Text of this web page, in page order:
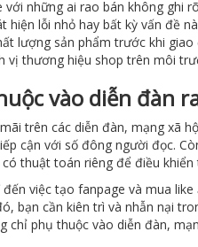
với những ai rao bán không ghi
hiện lỗi nhỏ hay bất kỳ vấn đề
lượng sản phẩm trước khi
vị thương hiệu shop trên môi
vào diễn đàn
trên các diễn đàn, mạng xã
cận với số đông người đọc.
thuật toán riêng để điều
việc tạo fanpage và mua
bạn cần kiên trì và nhẫn nại
chỉ phụ thuộc vào diễn đàn,